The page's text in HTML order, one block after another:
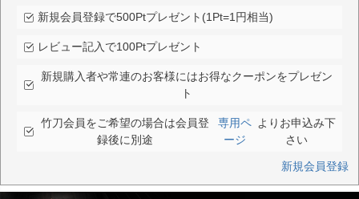
新規会員登録で500Ptプレゼント(1Pt=1円相当)
レビュー記入で100Ptプレゼント
新規購入者や常連のお客様にはお得なクーポンをプレゼン
ト
竹刀会員をご希望の場合は会員登
録後に別途
専用ペ
ージ
よりお申込み下
さい
新規会員登録